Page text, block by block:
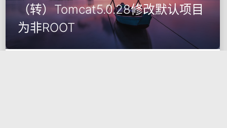
（转）Tomcat5.0.28修改默认项目
为非ROOT